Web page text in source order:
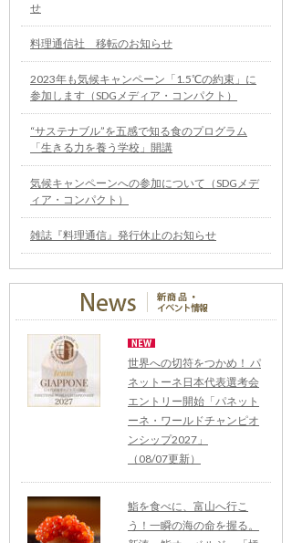
せ
料理通信社 移転のお知らせ
2023年も気候キャンペーン「1.5℃の約束」に
参加します（SDGメディア・コンパクト）
“サステナブル”を五感で知る食のプログラム
「生きる力を養う学校」開講
気候キャンペーンへの参加について（SDGメデ
ィア・コンパクト）
雑誌『料理通信』発行休止のお知らせ
世界への切符をつかめ！ パ
ネットーネ日本代表選考会
エントリー開始「パネット
ーネ・ワールドチャンピオ
ンシップ2027」
（08/07更新）
鮨を食べに、富山へ行こ
う！一瞬の海の命を握る。